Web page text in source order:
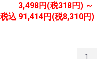
税込
3,498円(税318円) ～
91,414円(税8,310円)
1